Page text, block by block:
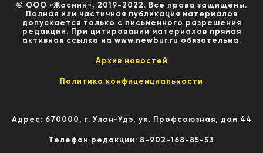
© ООО «Жасмин», 2019-2022. Все права защищены.
Полная или частичная публикация материалов
допускается только с письменного разрешения
редакции. При цитировании материалов прямая
активная ссылка на www.newbur.ru обязательна.
Архив новостей
Политика конфиценциальности
Адрес: 670000, г. Улан-Удэ, ул. Профсоюзная, дом 44
Телефон редакции: 8-902-168-85-53